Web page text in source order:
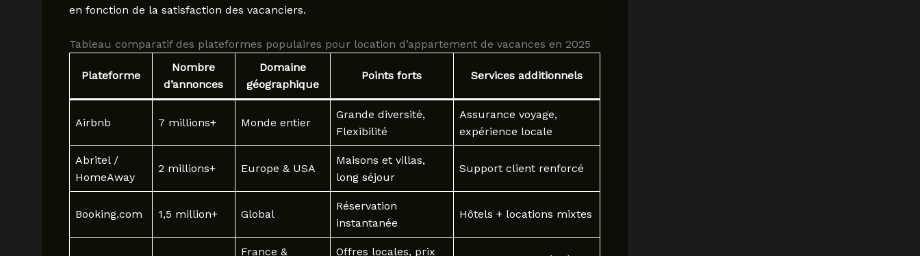
en fonction de la satisfaction des vacanciers.
Tableau comparatif des plateformes populaires pour location d’appartement de vacances en 2025
Plateforme
Nombre
d’annonces
Domaine
géographique
Points forts Services additionnels
Airbnb 7 millions+ Monde entier
Grande diversité,
Flexibilité
Assurance voyage,
expérience locale
Abritel /
HomeAway
2 millions+ Europe & USA
Maisons et villas,
long séjour
Support client renforcé
Booking.com 1,5 million+ Global
Réservation
instantanée
Hôtels + locations mixtes
France & Offres locales, prix